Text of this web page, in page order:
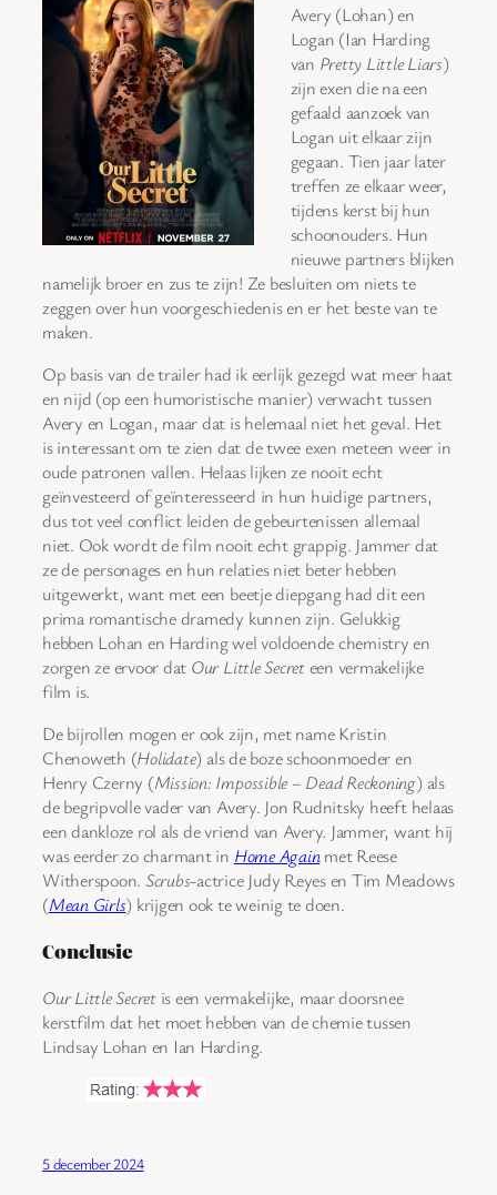
Avery (Lohan) en
Logan (Ian Harding
van Pretty Little Liars)
zijn exen die na een
gefaald aanzoek van
Logan uit elkaar zijn
gegaan. Tien jaar later
treffen ze elkaar weer,
tijdens kerst bij hun
schoonouders. Hun
nieuwe partners blijken
namelijk broer en zus te zijn! Ze besluiten om niets te
zeggen over hun voorgeschiedenis en er het beste van te
maken.
Op basis van de trailer had ik eerlijk gezegd wat meer haat
en nijd (op een humoristische manier) verwacht tussen
Avery en Logan, maar dat is helemaal niet het geval. Het
is interessant om te zien dat de twee exen meteen weer in
oude patronen vallen. Helaas lijken ze nooit echt
geïnvesteerd of geïnteresseerd in hun huidige partners,
dus tot veel conflict leiden de gebeurtenissen allemaal
niet. Ook wordt de film nooit echt grappig. Jammer dat
ze de personages en hun relaties niet beter hebben
uitgewerkt, want met een beetje diepgang had dit een
prima romantische dramedy kunnen zijn. Gelukkig
hebben Lohan en Harding wel voldoende chemistry en
zorgen ze ervoor dat Our Little Secreteen vermakelijke
film is.
De bijrollen mogen er ook zijn, met name Kristin
Chenoweth (Holidate) als de boze schoonmoeder en
Henry Czerny (Mission: Impossible – Dead Reckoning) als
de begripvolle vader van Avery. Jon Rudnitsky heeft helaas
een dankloze rol als de vriend van Avery. Jammer, want hij
was eerder zo charmant in Home Againmet Reese
Witherspoon. Scrubs-actrice Judy Reyes en Tim Meadows
(Mean Girls) krijgen ook te weinig te doen.
Conclusie
Our Little Secretis een vermakelijke, maar doorsnee
kerstfilm dat het moet hebben van de chemie tussen
Lindsay Lohan en Ian Harding.
5 december 2024